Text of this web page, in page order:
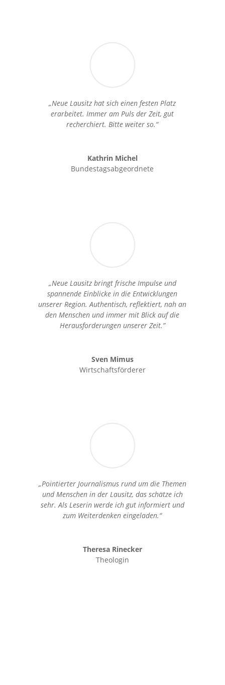
„Neue Lausitz hat sich einen festen Platz
erarbeitet. Immer am Puls der Zeit, gut
recherchiert. Bitte weiter so.“
Kathrin Michel
Bundestagsabgeordnete
„Neue Lausitz bringt frische Impulse und
spannende Einblicke in die Entwicklungen
unserer Region. Authentisch, reflektiert, nah an
den Menschen und immer mit Blick auf die
Herausforderungen unserer Zeit.”
Sven Mimus
Wirtschaftsförderer
„Pointierter Journalismus rund um die Themen
und Menschen in der Lausitz, das schätze ich
sehr. Als Leserin werde ich gut informiert und
zum Weiterdenken eingeladen.“
Theresa Rinecker
Theologin